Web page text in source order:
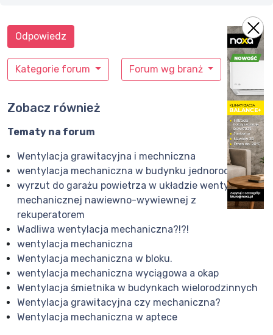
Kategorie forum Forum wg branż
Odpowiedz
Zobacz również
Tematy na forum
Wentylacja grawitacyjna i mechniczna
wentylacja mechaniczna w budynku jednorodzinnym
wyrzut do garażu powietrza w układzie wentylacji
mechanicznej nawiewno-wywiewnej z
rekuperatorem
Wadliwa wentylacja mechaniczna?!?!
wentylacja mechaniczna
Wentylacja mechaniczna w bloku.
wentylacja mechaniczna wyciągowa a okap
Wentylacja śmietnika w budynkach wielorodzinnych
Wentylacja grawitacyjna czy mechaniczna?
Wentylacja mechaniczna w aptece